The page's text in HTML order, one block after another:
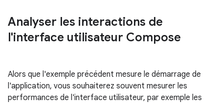
Analyser les interactions de
l'interface utilisateur Compose
Alors que l'exemple précédent mesure le démarrage de
l'application, vous souhaiterez souvent mesurer les
performances de l'interface utilisateur, par exemple les